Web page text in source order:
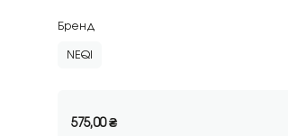
Бренд
NEQI
575,00₴